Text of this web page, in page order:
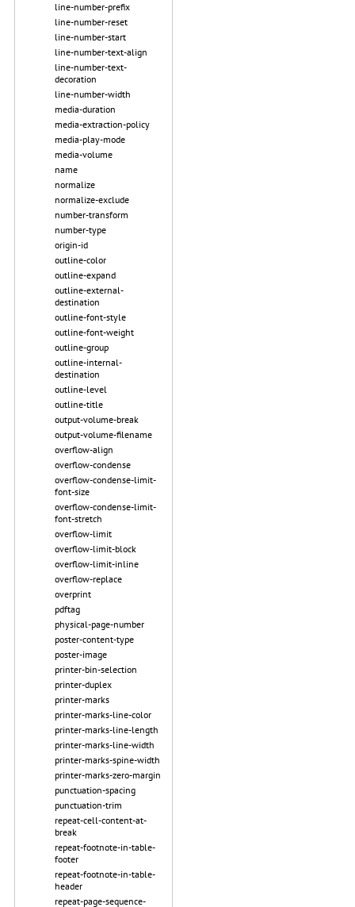
line-number-prefix
line-number-reset
line-number-start
line-number-text-align
line-number-text-
decoration
line-number-width
media-duration
media-extraction-policy
media-play-mode
media-volume
name
normalize
normalize-exclude
number-transform
number-type
origin-id
outline-color
outline-expand
outline-external-
destination
outline-font-style
outline-font-weight
outline-group
outline-internal-
destination
outline-level
outline-title
output-volume-break
output-volume-filename
overflow-align
overflow-condense
overflow-condense-limit-
font-size
overflow-condense-limit-
font-stretch
overflow-limit
overflow-limit-block
overflow-limit-inline
overflow-replace
overprint
pdftag
physical-page-number
poster-content-type
poster-image
printer-bin-selection
printer-duplex
printer-marks
printer-marks-line-color
printer-marks-line-length
printer-marks-line-width
printer-marks-spine-width
printer-marks-zero-margin
punctuation-spacing
punctuation-trim
repeat-cell-content-at-
break
repeat-footnote-in-table-
footer
repeat-footnote-in-table-
header
repeat-page-sequence-